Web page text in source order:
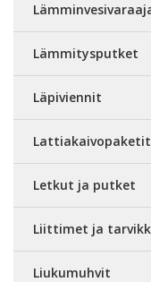
Lämmitysputket
Läpiviennit
Lattiakaivopaketit
Letkut ja putket
Liittimet ja
Liukumuhvit